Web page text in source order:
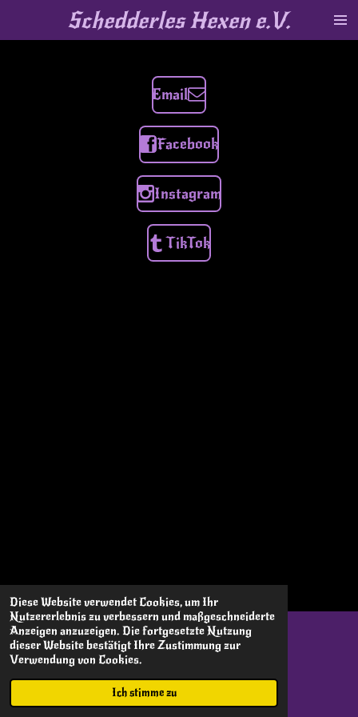
Diese Website verwendet Cookies, um Ihr
Nutzererlebnis zu verbessern und maßgeschneiderte
Anzeigen anzuzeigen. Die fortgesetzte Nutzung
dieser Website bestätigt Ihre Zustimmung zur
Verwendung von Cookies.
Ich stimme zu
Schedderles Hexen e.V.
Email
Facebook
Instagram
TikTok
© 2022 Schedderles Hexen e.V.